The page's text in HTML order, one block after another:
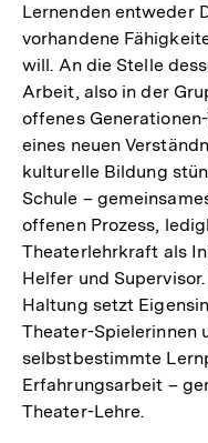
Lernenden entweder
vorhandene
will. An die Stelle
Arbeit, also in der
offenes
eines neuen
kulturelle Bildung
Schule –
offenen Prozess,
Theaterlehrkraft als
Helfer und
Haltung setzt
Theater-Spielerinnen
selbstbestimmte
Erfahrungsarbeit –
Theater-Lehre.